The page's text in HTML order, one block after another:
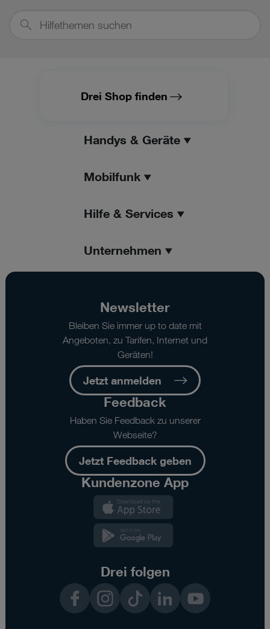
suchen
Drei Shop finden
Handys & Geräte
Mobilfunk
Hilfe & Services
Unternehmen
Newsletter
Bleiben Sie immer up to date mit
Angeboten, zu Tarifen, Internet und
Geräten!
Jetzt anmelden
Feedback
Haben Sie Feedback zu unserer
Webseite?
Jetzt Feedback geben
Kundenzone App
Drei folgen
InstagramTikTok LinkedInYouTube